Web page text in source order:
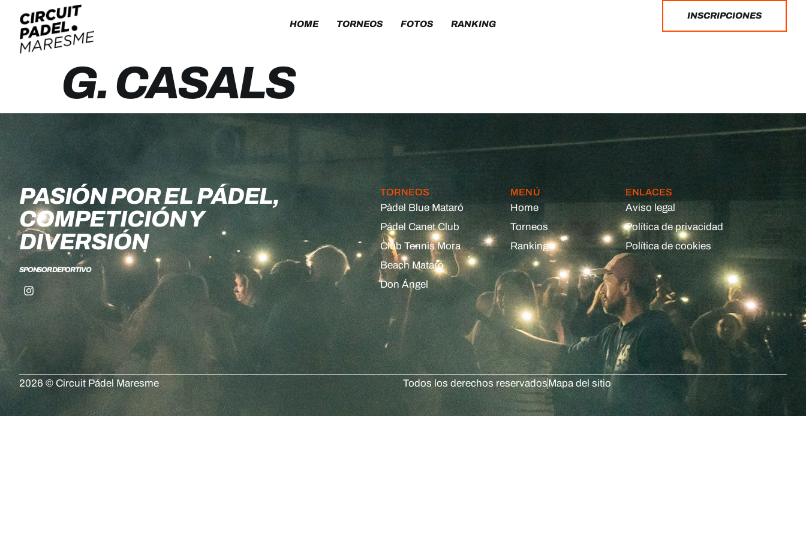
HOME TORNEOS FOTOS RANKING
INSCRIPCIONES
G. CASALS
PASIÓN POR EL PÁDEL,
COMPETICIÓN Y
DIVERSIÓN
SPONSOR DEPORTIVO
TORNEOS
Pàdel Blue Mataró
Pádel Canet Club
Club Tennis Mora
Beach Mataró
Don Ángel
MENÚ
Home
Torneos
Ranking
ENLACES
Aviso legal
Política de privacidad
Política de cookies
2026 © Circuit Pádel Maresme Todos los derechos reservadosMapa del sitio